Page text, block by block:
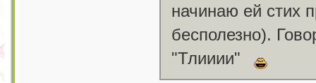
начинаю ей стих
бесполезно).
"Тлииии"